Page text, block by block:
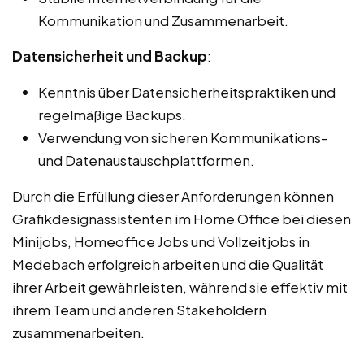
Kommunikation und Zusammenarbeit.
Datensicherheit und Backup:
Kenntnis über Datensicherheitspraktiken und
regelmäßige Backups.
Verwendung von sicheren Kommunikations-
und Datenaustauschplattformen.
Durch die Erfüllung dieser Anforderungen können
Grafikdesignassistenten im Home Office bei diesen
Minijobs, Homeoffice Jobs und Vollzeitjobs in
Medebach erfolgreich arbeiten und die Qualität
ihrer Arbeit gewährleisten, während sie effektiv mit
ihrem Team und anderen Stakeholdern
zusammenarbeiten.